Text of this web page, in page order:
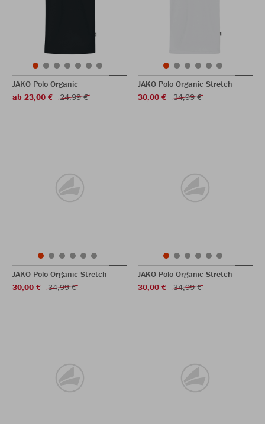
JAKO Polo Organic
ab 23,00 €
24,99 €
JAKO Polo Organic Stretch
30,00 €
34,99 €
JAKO Polo Organic Stretch
30,00 €
34,99 €
JAKO Polo Organic Stretch
30,00 €
34,99 €